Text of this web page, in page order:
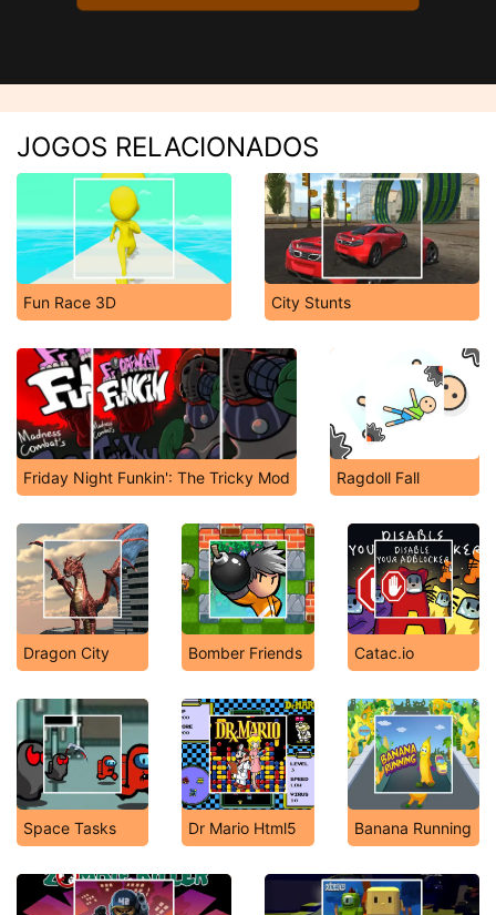
JOGOS RELACIONADOS
Fun Race 3D City Stunts
Friday Night Funkin': The Tricky Mod Ragdoll Fall
Dragon City Bomber Friends Catac.io
Space Tasks Dr Mario Html5 Banana Running